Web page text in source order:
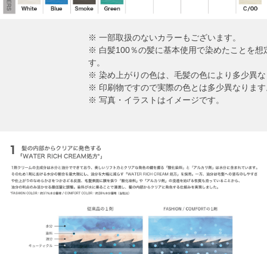
※ 一部取扱のないカラーもございます。
※ 白髪100％の髪に基本使用で染めたことを想
す。
※ 染め上がりの色は、毛髪の色により多少異
※ 印刷物ですので実際の色とは多少異なりま
※ 写真・イラストはイメージです。